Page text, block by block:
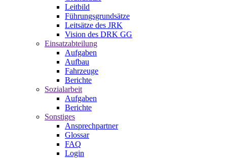
Leitbild
Führungsgrundsätze
Leitsätze des JRK
Vision des DRK GG
Einsatzabteilung
Aufgaben
Aufbau
Fahrzeuge
Berichte
Sozialarbeit
Aufgaben
Berichte
Sonstiges
Ansprechpartner
Glossar
FAQ
Login